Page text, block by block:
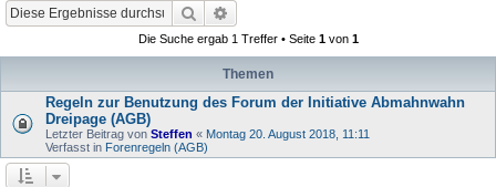
Suche
Die Suche ergab 1 Treffer • Seite 1von 1
Themen
Regeln zur Benutzung des Forum der Initiative Abmahnwahn
Dreipage (AGB)
Letzter Beitrag von Steffen « Montag 20. August 2018, 11:11
Verfasst in Forenregeln (AGB)